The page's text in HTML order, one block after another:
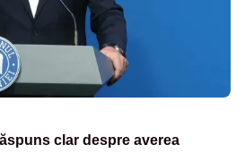
clar despre averea